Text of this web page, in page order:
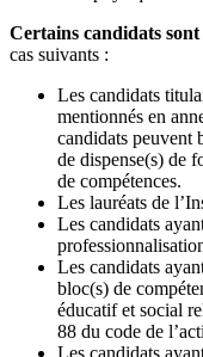
Certains candidats
cas suivants :
Les candidats
mentionnés en
candidats peuvent
de dispense(s) de
de compétences.
Les lauréats de
Les candidats
Les candidats
bloc(s) de
éducatif et social
88 du code de
Les candidats